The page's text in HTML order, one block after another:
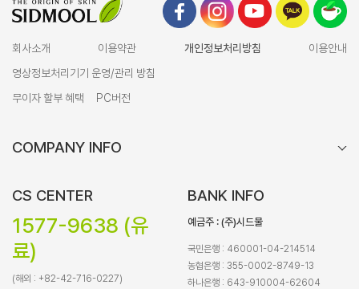
회사소개 이용약관 개인정보처리방침
이용안내
영상정보처리기기 운영/관리 방침
무이자 할부 혜택
PC버전
COMPANY INFO
CS CENTER
1577-9638 (유
료)
(해외 : +82-42-716-0227)
BANK INFO
예금주 : (주)시드물
국민은행 : 460001-04-214514
농협은행 : 355-0002-8749-13
하나은행 : 643-910004-62604